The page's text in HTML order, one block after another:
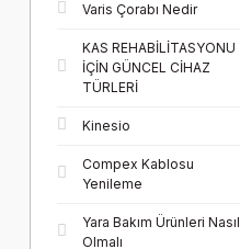
Varis Çorabı Nedir
KAS REHABİLİTASYONU
İÇİN GÜNCEL CİHAZ
TÜRLERİ
Kinesio
Compex Kablosu
Yenileme
Yara Bakım Ürünleri Nasıl
Olmalı